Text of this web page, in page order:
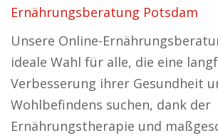
Ernährungsberatung Potsdam
Unsere Online-
ideale Wahl für alle, die eine
Verbesserung ihrer Gesundheit
Wohlbefindens suchen, dank der
Ernährungstherapie und